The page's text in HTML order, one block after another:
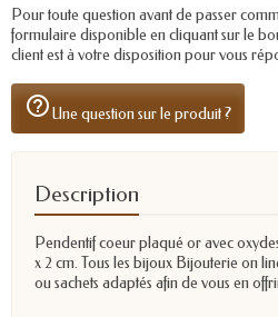
Pour toute question avant de passer
formulaire disponible en cliquant sur le
client est à votre disposition pour vous
help_outlineUne question sur le produit ?
Description
Pendentif coeur plaqué or avec
x 2 cm. Tous les bijoux Bijouterie on
ou sachets adaptés afin de vous en